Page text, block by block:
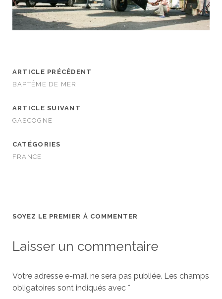
ARTICLE PRÉCÉDENT
BAPTÊME DE MER
ARTICLE SUIVANT
GASCOGNE
CATÉGORIES
FRANCE
SOYEZ LE PREMIER À COMMENTER
Laisser un commentaire
Votre adresse e-mail ne sera pas publiée. Les champs
obligatoires sont indiqués avec *